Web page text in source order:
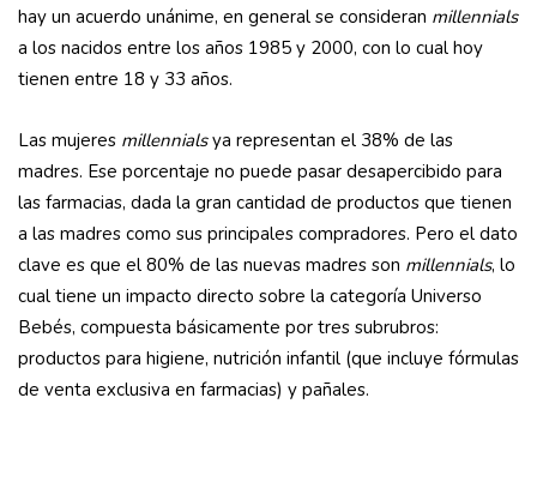
hay un acuerdo unánime, en general se consideran millennials
a los nacidos entre los años 1985 y 2000, con lo cual hoy
tienen entre 18 y 33 años.
Las mujeres millennialsya representan el 38% de las
madres. Ese porcentaje no puede pasar desapercibido para
las farmacias, dada la gran cantidad de productos que tienen
a las madres como sus principales compradores. Pero el dato
clave es que el 80% de las nuevas madres son millennials, lo
cual tiene un impacto directo sobre la categoría Universo
Bebés, compuesta básicamente por tres subrubros:
productos para higiene, nutrición infantil (que incluye fórmulas
de venta exclusiva en farmacias) y pañales.